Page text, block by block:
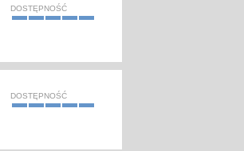
DOSTĘPNOŚĆ
DOSTĘPNOŚĆ